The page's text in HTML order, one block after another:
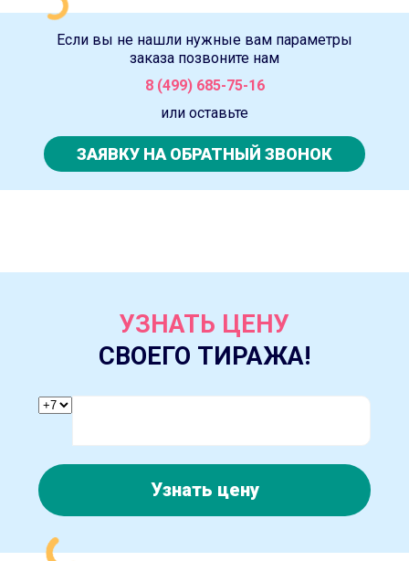
Если вы не нашли нужные вам параметры
заказа позвоните нам
8 (499) 685-75-16
или оставьте
ЗАЯВКУ НА ОБРАТНЫЙ ЗВОНОК
УЗНАТЬ ЦЕНУ
СВОЕГО ТИРАЖА!
Узнать цену